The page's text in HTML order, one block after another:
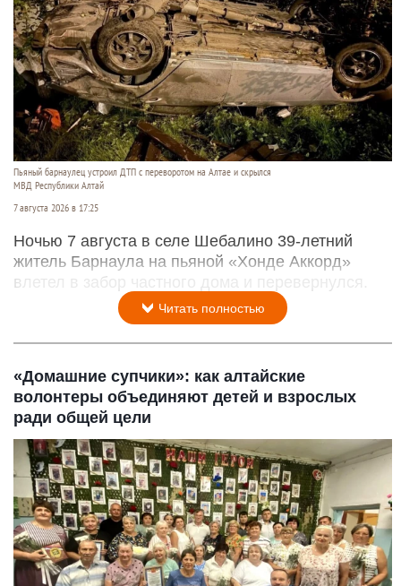
Пьяный барнаулец устроил ДТП с переворотом на Алтае и скрылся
МВД Республики Алтай
7 августа 2026 в 17:25
Ночью 7 августа в селе Шебалино 39-летний
житель Барнаула на пьяной «Хонде Аккорд»
влетел в забор частного дома и перевернулся.
Читать полностью
«Домашние супчики»: как алтайские
волонтеры объединяют детей и взрослых
ради общей цели